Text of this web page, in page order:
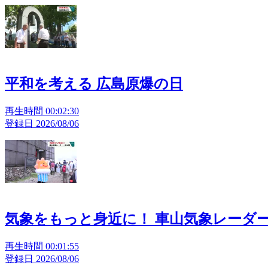
平和を考える 広島原爆の日
再生時間 00:02:30
登録日 2026/08/06
気象をもっと身近に！ 車山気象レーダ
再生時間 00:01:55
登録日 2026/08/06